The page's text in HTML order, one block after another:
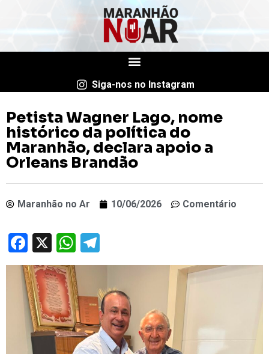
Siga-nos no Instagram
Petista Wagner Lago, nome
histórico da política do
Maranhão, declara apoio a
Orleans Brandão
Maranhão no Ar 10/06/2026 Comentário
Facebook
X WhatsApp